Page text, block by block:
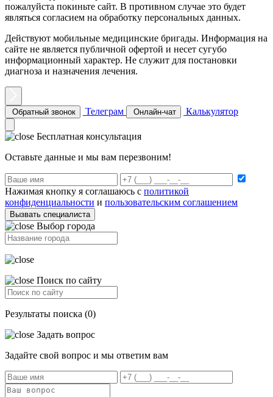
пожалуйста покиньте сайт. В противном случае это будет
являться согласием на обработку персональных данных.
Действуют мобильные медицинские бригады. Информация на
сайте не является публичной офертой и несет сугубо
информационный характер. Не служит для постановки
диагноза и назначения лечения.
Обратный звонок Телеграм Онлайн-чат Калькулятор
Бесплатная консультация
Оставьте данные и мы вам перезвоним!
Нажимая кнопку я соглашаюсь с политикой
конфиденциальности и пользовательским соглашением
Вызвать специалиста
Выбор города
Поиск по сайту
Результаты поиска (0)
Задать вопрос
Задайте свой вопрос и мы ответим вам